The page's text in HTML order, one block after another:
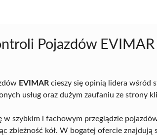
Pojazdów EVIMAR
EVIMAR cieszy się opinią lidera wśród
usług oraz dużym zaufaniu ze strony
w szybkim i fachowym przeglądzie
zbieżność kół. W bogatej ofercie znajdują